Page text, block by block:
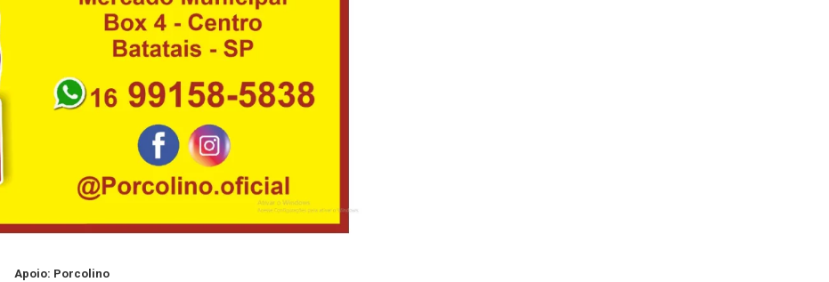
Apoio: Porcolino